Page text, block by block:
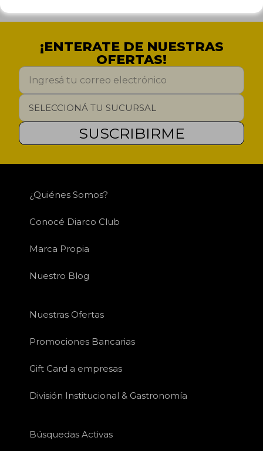
¡ENTERATE DE NUESTRAS
OFERTAS!
SUSCRIBIRME
¿Quiénes Somos?
Conocé Diarco Club
Marca Propia
Nuestro Blog
Nuestras Ofertas
Promociones Bancarias
Gift Card a empresas
División Institucional & Gastronomía
Búsquedas Activas